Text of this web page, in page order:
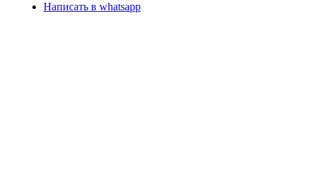
Написать в whatsapp